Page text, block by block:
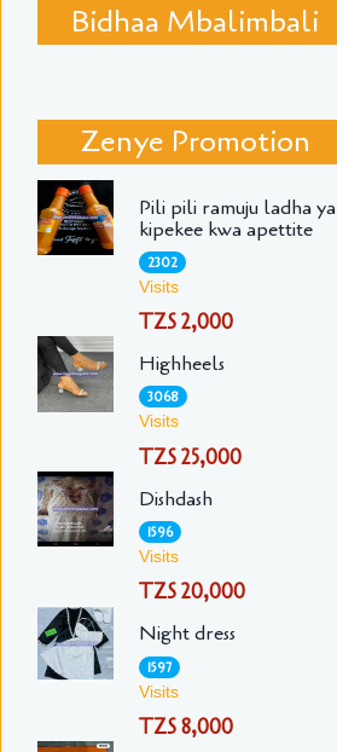
Bidhaa Mbalimbali
Zenye Promotion
Pili pili ramuju ladha ya
kipekee kwa apettite
2302
Visits
TZS 2,000
Highheels
3068
Visits
TZS 25,000
Dishdash
1596
Visits
TZS 20,000
Night dress
1597
Visits
TZS 8,000